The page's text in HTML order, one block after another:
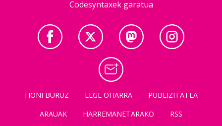
Codesyntaxek garatua
HONI BURUZ LEGE OHARRA
PUBLIZITATEA
ARAUAK
HARREMANETARAKO RSS